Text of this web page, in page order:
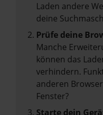
Laden andere
deine
Prüfe deine
Manche
können das
verhindern.
anderen
Fenster?
Starte dein